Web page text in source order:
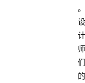
。
设
计
师
们
的